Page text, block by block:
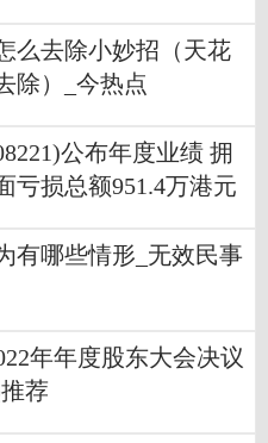
么去除小妙招（天花
除）_今热点
公布年度业绩 拥
亏损总额951.4万港元
有哪些情形_无效民事
年年度股东大会决议
荐